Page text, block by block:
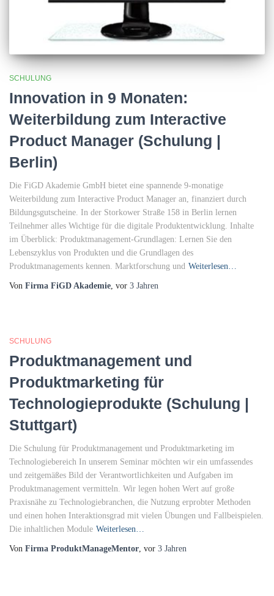
SCHULUNG
Innovation in 9 Monaten:
Weiterbildung zum Interactive
Product Manager (Schulung |
Berlin)
Die FiGD Akademie GmbH bietet eine spannende 9-monatige
Weiterbildung zum Interactive Product Manager an, finanziert durch
Bildungsgutscheine. In der Storkower Straße 158 in Berlin lernen
Teilnehmer alles Wichtige für die digitale Produktentwicklung. Inhalte
im Überblick: Produktmanagement-Grundlagen: Lernen Sie den
Lebenszyklus von Produkten und die Grundlagen des
Produktmanagements kennen. Marktforschung und Weiterlesen…
Von Firma FiGD Akademie , vor 3 Jahren
SCHULUNG
Produktmanagement und
Produktmarketing für
Technologieprodukte (Schulung |
Stuttgart)
Die Schulung für Produktmanagement und Produktmarketing im
Technologiebereich In unserem Seminar möchten wir ein umfassendes
und zeitgemäßes Bild der Verantwortlichkeiten und Aufgaben im
Produktmanagement vermitteln. Wir legen hohen Wert auf große
Praxisnähe zu Technologiebranchen, die Nutzung erprobter Methoden
und einen hohen Interaktionsgrad mit vielen Übungen und Fallbeispielen.
Die inhaltlichen Module Weiterlesen…
Von Firma ProduktManageMentor , vor 3 Jahren